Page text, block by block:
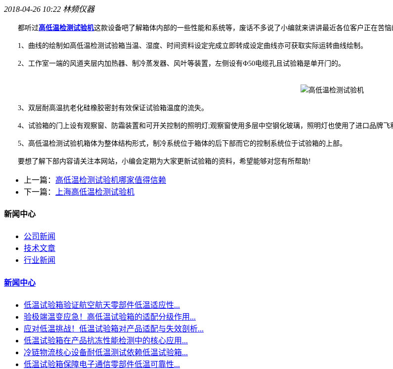
2018-04-26 10:22 林频仪器
都听过高低温检测试验机这款设备吧了解箱体内部的一些性能和系统等，废话不多说了小编就来讲讲最近各位客户正在苦
1、曲线的绘制如高低温检测试验箱当温、湿度、时间资料设定完成立即转成设定曲线亦可获取实际运转曲线绘制。
2、工作室一端的风道夹层内加热器、制冷蒸发器、风叶等装置，左侧设有Ф50电缆孔且试验箱是单开门的。
3、双层耐高温抗老化硅橡胶密封有效保证试验箱温度的流失。
4、试验箱的门上设有观察窗、防霜装置和可开关控制的照明灯;观察窗使用多层中空钢化玻璃，照明灯也使用了进口品牌飞
5、高低温检测试验机箱体为整体结构形式，制冷系统位于箱体的后下部而它的控制系统位于试验箱的上部。
要想了解下部内容请关注本网站，小编会定期为大家更新试验箱的资料，希望能够对您有所帮助!
上一篇： 高低温检测试验机哪家值得信赖
下一篇：
上海高低温检测试验机
新闻中心
公司新闻
技术文章
行业新闻
新闻中心
低温试验箱验证航空航天零部件低温适应性...
验极端温变应急！高低温试验箱的适配分级作用...
应对低温挑战！低温试验箱对产品适配与失效剖析...
低温试验箱在产品抗冻性能检测中的核心应用...
冷链物流核心设备耐低温测试依赖低温试验箱...
低温试验箱保障电子通信零部件低温可靠性...